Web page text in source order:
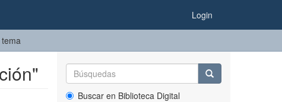
Login
Buscar en Biblioteca Digital